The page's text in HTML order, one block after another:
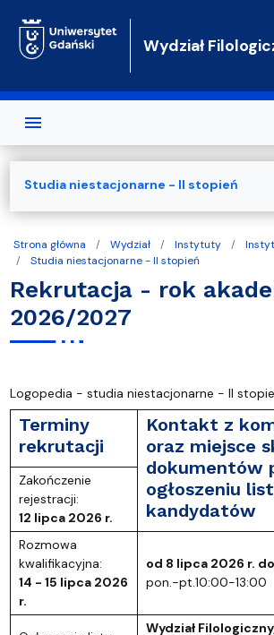
Wydział
Strona główna Wydział Instytuty
Studia niestacjonarne - II stopień
Rekrutacja - rok
2026/2027
Logopedia - studia niestacjonarne - II
Terminy
rekrutacji
Kontakt z
oraz miejsce
dokumentów
ogłoszeniu
kandydatów
Zakończenie
rejestracji:
12 lipca 2026 r.
Rozmowa
kwalifikacyjna:
14 - 15 lipca 2026
r.
od 8 lipca 2026 r.
pon.-pt.10:00-13:00
Wydział
Studia niestacjonarne - II stopień